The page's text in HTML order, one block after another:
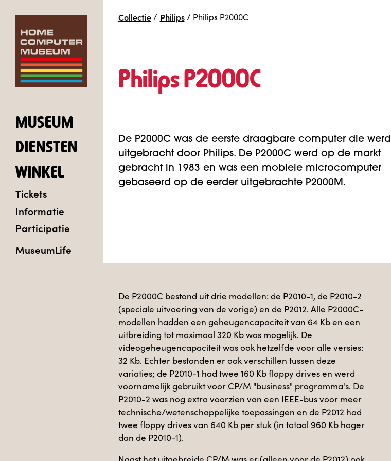
MUSEUM
DIENSTEN
WINKEL
Tickets
Informatie
Participatie
MuseumLife
Collectie / Philips / Philips P2000C
Philips P2000C
De P2000C was de eerste draagbare computer die werd
uitgebracht door Philips. De P2000C werd op de markt
gebracht in 1983 en was een mobiele microcomputer
gebaseerd op de eerder uitgebrachte P2000M.
De P2000C bestond uit drie modellen: de P2010-1, de P2010-2
(speciale uitvoering van de vorige) en de P2012. Alle P2000C-
modellen hadden een geheugencapaciteit van 64 Kb en een
uitbreiding tot maximaal 320 Kb was mogelijk. De
videogeheugencapaciteit was ook hetzelfde voor alle versies:
32 Kb. Echter bestonden er ook verschillen tussen deze
variaties; de P2010-1 had twee 160 Kb floppy drives en werd
voornamelijk gebruikt voor CP/M "business" programma's. De
P2010-2 was nog extra voorzien van een IEEE-bus voor meer
technische/wetenschappelijke toepassingen en de P2012 had
twee floppy drives van 640 Kb per stuk (in totaal 960 Kb hoger
dan de P2010-1).